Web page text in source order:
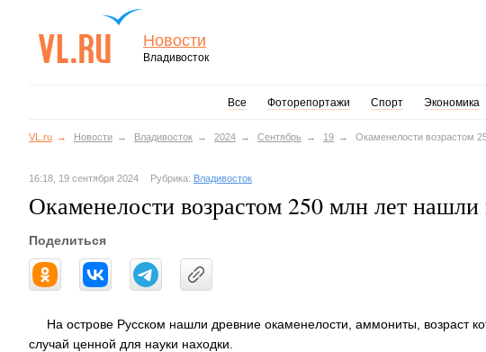
Новости
Владивосток
Все Фоторепортажи Спорт Экономика
VL.ru Новости Владивосток 2024 Сентябрь 19 Окаменелости возрастом
16:18, 19 сентября 2024 Рубрика: Владивосток
Окаменелости возрастом 250 млн лет нашли
Поделиться
На острове Русском нашли древние окаменелости, аммониты, возраст
случай ценной для науки находки.